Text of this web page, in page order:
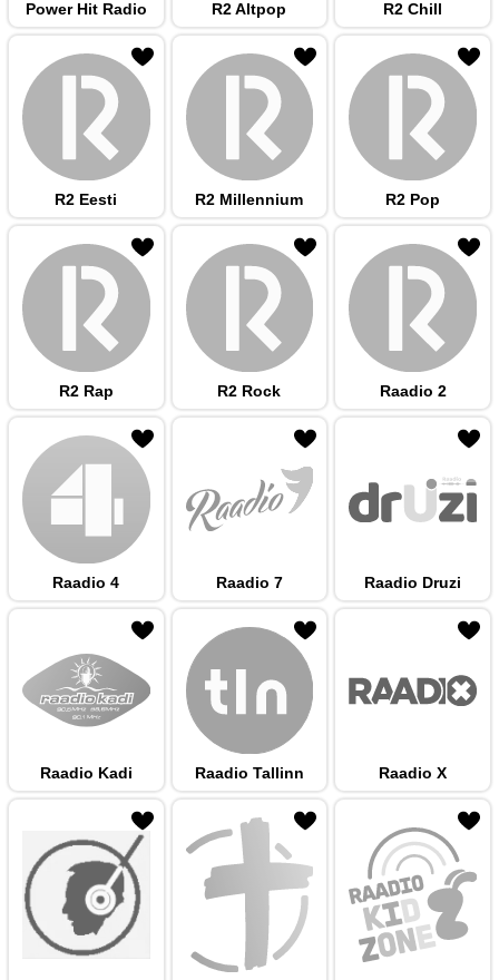
Power Hit Radio R2 Altpop R2 Chill
R2 Eesti R2 Millennium R2 Pop
R2 Rap R2 Rock Raadio 2
Raadio 4 Raadio 7 Raadio Druzi
Raadio Kadi Raadio Tallinn Raadio X